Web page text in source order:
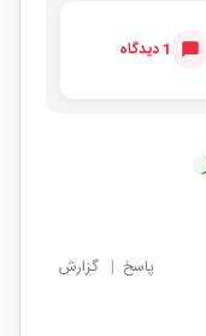
1 دیدگاه
پاسخ | گزارش